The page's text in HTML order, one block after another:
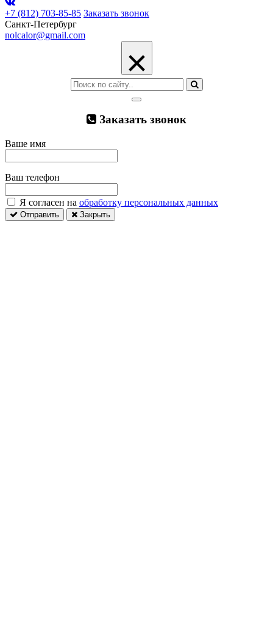
+7 (812) 703-85-85 Заказать звонок
Санкт-Петербург
nolcalor@gmail.com
×
Заказать звонок
Ваше имя
Ваш телефон
Я согласен на обработку персональных данных
Отправить Закрыть